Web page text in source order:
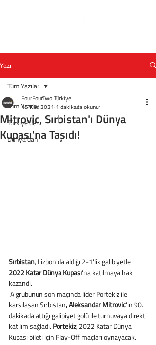
Yazı
Tüm Yazılar
Türkiye'den
Dünya'dan
Tüm Yazılar
Mitrovic, Sırbistan'ı Dünya
Kupası'na Taşıdı!
FourFourTwo Türkiye
15 Kas 2021 1 dakikada okunur
Sırbistan, Lizbon'da aldığı 2-1'lik galibiyetle
2022 Katar Dünya Kupası'na katılmaya hak
kazandı.
karşılaşan Sırbistan, Aleksandar Mitrovic'in 90.
dakikada attığı galibiyet golü ile turnuvaya direkt
katılım sağladı. Portekiz, 2022 Katar Dünya
Kupası bileti için Play-Off maçları oynayacak.